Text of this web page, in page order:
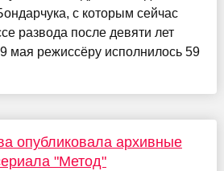
с которым сейчас
развода после девяти лет
мая режиссёру исполнилось 59
опубликовала архивные
"Метод"